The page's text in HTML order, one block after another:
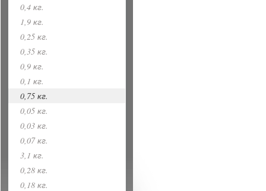
0,4 кг.
1,9 кг.
0,25 кг.
0,35 кг.
0,9 кг.
0,1 кг.
0,75 кг.
0,05 кг.
0,03 кг.
0,07 кг.
3,1 кг.
0,28 кг.
0,18 кг.